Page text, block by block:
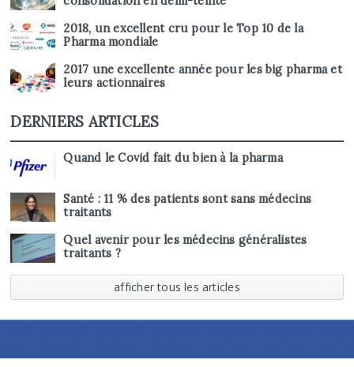
2018, un excellent cru pour le Top 10 de la
Pharma mondiale
2017 une excellente année pour les big pharma et
leurs actionnaires
DERNIERS ARTICLES
Quand le Covid fait du bien à la pharma
Santé : 11 % des patients sont sans médecins
traitants
Quel avenir pour les médecins généralistes
traitants ?
afficher tous les articles